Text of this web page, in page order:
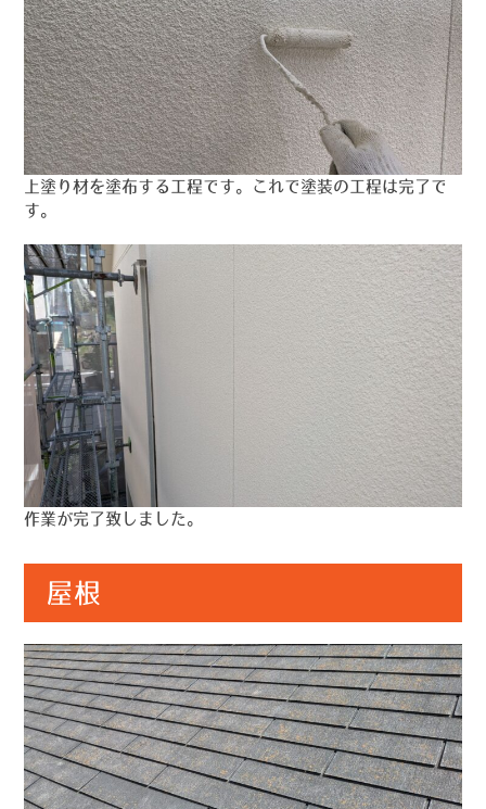
上塗り材を塗布する工程です。これで塗装の工程は完了で
す。
作業が完了致しました。
屋根